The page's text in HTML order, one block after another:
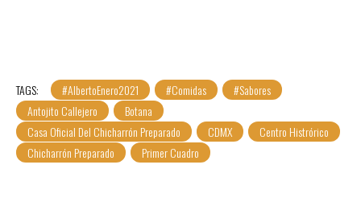
TAGS: #AlbertoEnero2021 #Comidas
#Sabores
Antojito Callejero
Botana
Casa Oficial Del Chicharrón Preparado
CDMX
Centro Histrórico
Chicharrón Preparado
Primer Cuadro